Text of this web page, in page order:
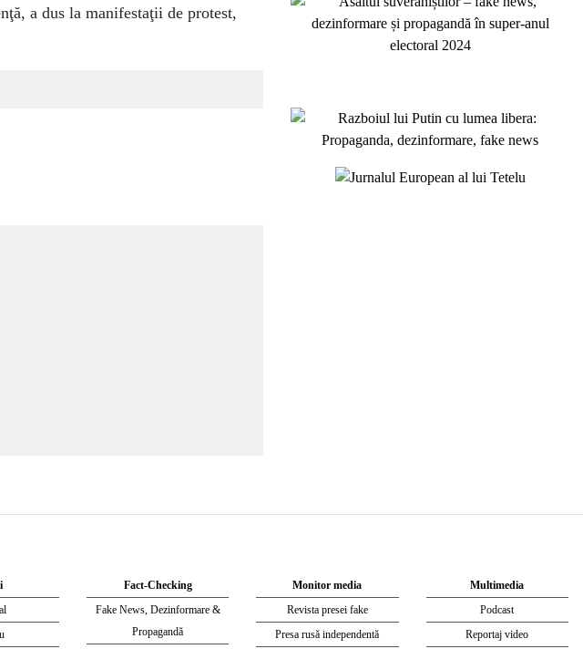
a dus la manifestaţii de protest,
Fact-Checking
Fake News, Dezinformare &
Propagandă
Monitor media
Revista presei fake
Presa rusă independentă
Multimedia
Podcast
Reportaj video